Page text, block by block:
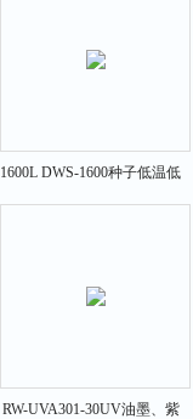
1600L DWS-1600种子低温低
湿储藏柜30～60RH
RW-UVA301-30UV油墨、紫